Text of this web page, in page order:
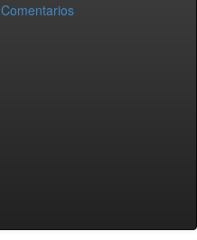
Comentarios